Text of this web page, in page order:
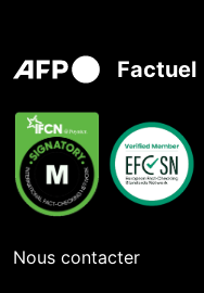
Factuel
Nous contacter